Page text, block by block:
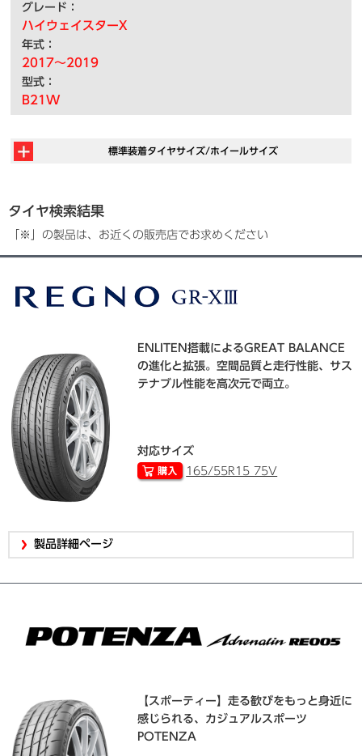
グレード：
ハイウェイスターX
年式：
2017～2019
型式：
B21W
標準装着タイヤサイズ/ホイールサイズ
タイヤ検索結果
「※」の製品は、お近くの販売店でお求めください
ENLITEN搭載によるGREAT BALANCE
の進化と拡張。空間品質と走行性能、サス
テナブル性能を高次元で両立。
対応サイズ
165/55R15 75V
製品詳細ページ
【スポーティー】走る歓びをもっと身近に
感じられる、カジュアルスポーツ
POTENZA